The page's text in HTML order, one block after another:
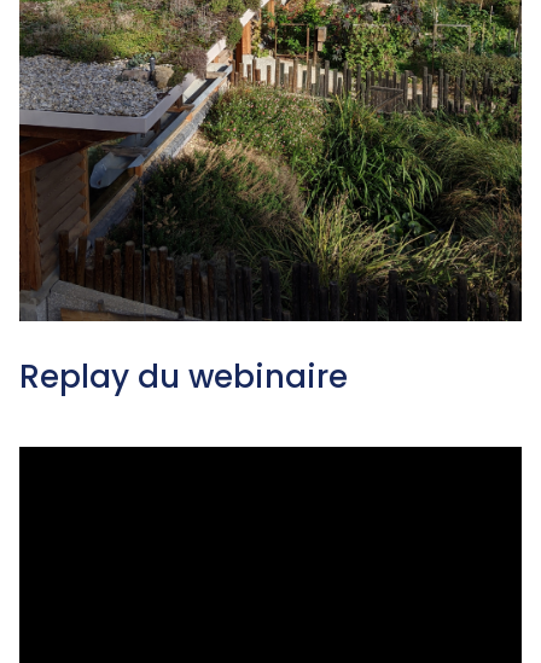
Replay du webinaire